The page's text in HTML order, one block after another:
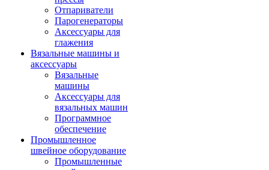
Отпариватели
Парогенераторы
Аксессуары для
глажения
Вязальные машины и
аксессуары
Вязальные
машины
Аксессуары для
вязальных машин
Программное
обеспечение
Промышленное
швейное оборудование
Промышленные